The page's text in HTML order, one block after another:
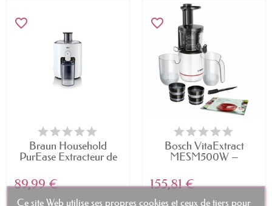
favorite_border
Braun Household
PurEase Extracteur de
89,99 €
favorite_border
Bosch VitaExtract
MESM500W –
155,81 €
Ce site Web utilise ses propres cookies et ceux de tiers pour